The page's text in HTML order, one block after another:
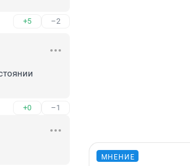
+5 –2
+0 –1
МНЕНИЕ